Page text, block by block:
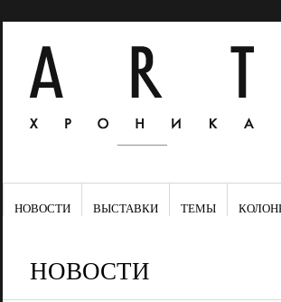
НОВОСТИ ВЫСТАВКИ ТЕМЫ
НОВОСТИ